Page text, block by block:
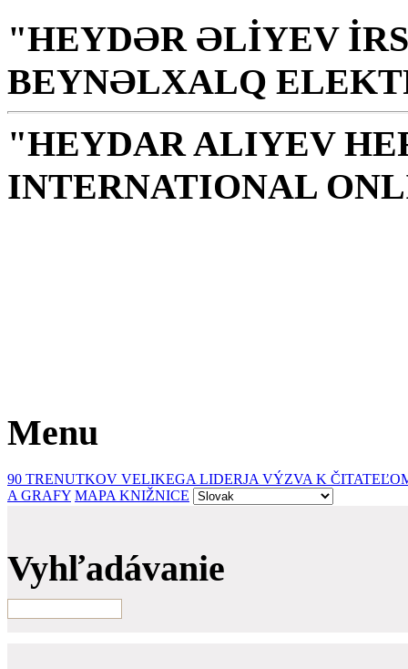
"HEYDƏR ƏLİYEV
BEYNƏLXALQ
"HEYDAR ALIYEV
INTERNATIONAL
Menu
90 TRENUTKOV VELIKEGA LIDERJA VÝZVA K
A GRAFY MAPA KNIŽNICE
Vyhľadávanie